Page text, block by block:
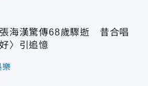
張海漢驚傳68歲驟逝 昔合唱
〉引追憶
樂